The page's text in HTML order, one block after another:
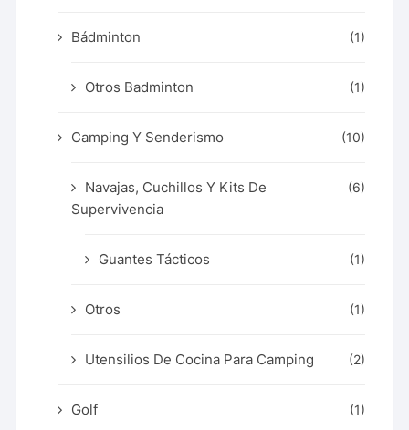
Bádminton (1)
Otros Badminton (1)
Camping Y Senderismo (10)
Navajas, Cuchillos Y Kits De
Supervivencia
(6)
Guantes Tácticos (1)
Otros (1)
Utensilios De Cocina Para Camping (2)
Golf (1)